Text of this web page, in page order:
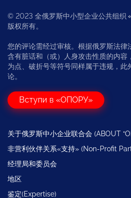
© 2023 全俄罗斯中小型企业公共组织
版权所有。
您的评论需经过审核。根据俄罗斯法律
含有脏话和（或）人身攻击性质的内容
为点、破折号等符号同样属于违规，此
论。
Вступи в «ОПОРУ»
关于俄罗斯中小企业联合会 (ABOUT
非营利伙伴关系«支持» (Non-Profit
经理局和委员会
地区
鉴定(Expertise)